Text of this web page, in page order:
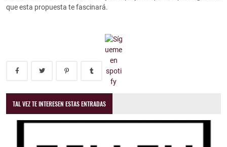
que esta propuesta te fascinará.
TAL VEZ TE INTERESEN ESTAS ENTRADAS